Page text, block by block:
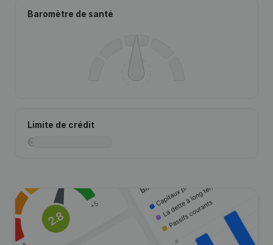
Baromètre de santé
Limite de crédit